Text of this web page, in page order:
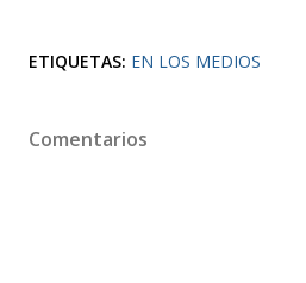
ETIQUETAS: EN LOS MEDIOS
Comentarios